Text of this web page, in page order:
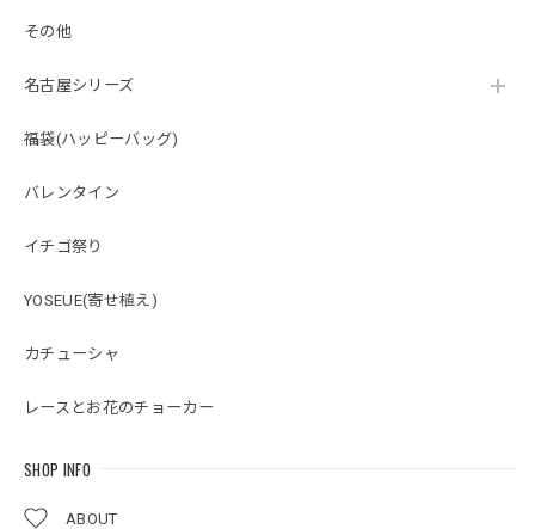
その他
名古屋シリーズ
福袋(ハッピーバッグ)
バレンタイン
イチゴ祭り
YOSEUE(寄せ植え)
カチューシャ
レースとお花のチョーカー
SHOP INFO
ABOUT